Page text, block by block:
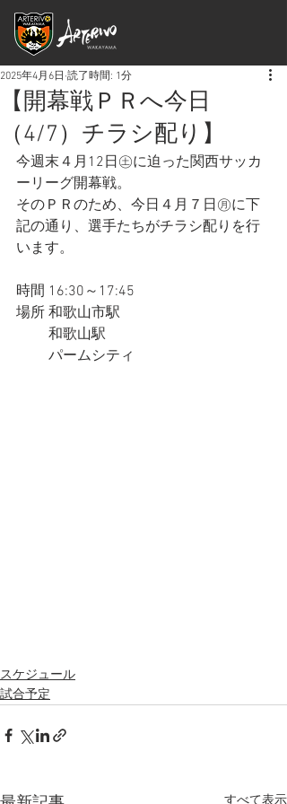
【開幕戦ＰＲへ今日
（4/7）チラシ配り】
2025年4月6日 読了時間: 1分
今週末４月12日㊏に迫った関西サッカ
ーリーグ開幕戦。
そのＰＲのため、今日４月７日㊊に下
記の通り、選手たちがチラシ配りを行
います。
時間 16:30～17:45
場所 和歌山市駅
和歌山駅
パームシティ
スケジュール
試合予定
すべて表示